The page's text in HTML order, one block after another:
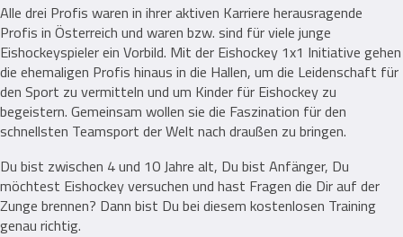
Alle drei Profis waren in ihrer aktiven Karriere herausragende
Profis in Österreich und waren bzw. sind für viele junge
Eishockeyspieler ein Vorbild. Mit der Eishockey 1x1 Initiative gehen
die ehemaligen Profis hinaus in die Hallen, um die Leidenschaft für
den Sport zu vermitteln und um Kinder für Eishockey zu
begeistern. Gemeinsam wollen sie die Faszination für den
schnellsten Teamsport der Welt nach draußen zu bringen.
Du bist zwischen 4 und 10 Jahre alt, Du bist Anfänger, Du
möchtest Eishockey versuchen und hast Fragen die Dir auf der
Zunge brennen? Dann bist Du bei diesem kostenlosen Training
genau richtig.